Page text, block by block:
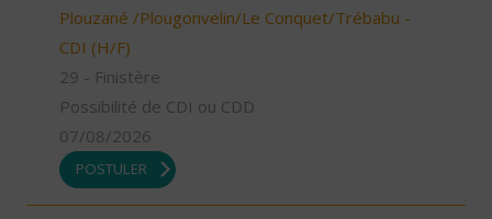
Plouzané /Plougonvelin/Le Conquet/Trébabu -
CDI (H/F)
29 - Finistère
Possibilité de CDI ou CDD
07/08/2026
POSTULER